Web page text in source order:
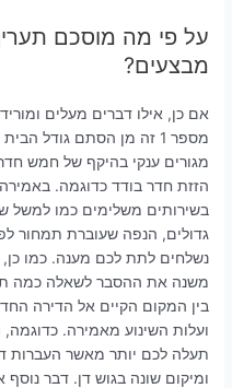
על פי מה מוסכם
מבצעים?
אם כן, אילו דברים מעלים
מספר 1 זה מן הסתם גודל
מגורים ענקי בהיקף של חמש
הזזת חדר בודד כדוגמה.
בשירותים משלימים כמו למשל
גדולים, הנפה שעוברת תמחור
נשלחים לתת לכם מענה. כמו כן,
משנה את ההסבר לשאלה כמה
בין המקום הקיים אל הדירה
ועלות השינוע מאמירה. כדוגמה,
תעלה לכם יותר מאשר העברות
ומיקום שונה בגוש דן. דבר